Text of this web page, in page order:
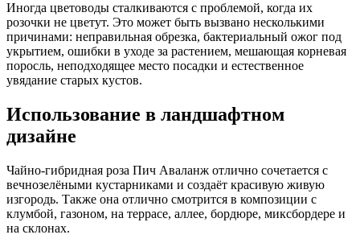
Иногда цветоводы сталкиваются с проблемой, когда их
розочки не цветут. Это может быть вызвано несколькими
причинами: неправильная обрезка, бактериальный ожог под
укрытием, ошибки в уходе за растением, мешающая корневая
поросль, неподходящее место посадки и естественное
увядание старых кустов.
Использование в ландшафтном
дизайне
Чайно-гибридная роза Пич Аваланж отлично сочетается с
вечнозелёными кустарниками и создаёт красивую живую
изгородь. Также она отлично смотрится в композиции с
клумбой, газоном, на террасе, аллее, бордюре, миксбордере и
на склонах.